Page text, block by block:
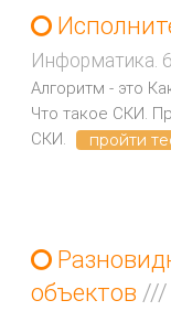
Информатика.
Алгоритм - это
Что такое СКИ.
СКИ.
пройти
объектов ///